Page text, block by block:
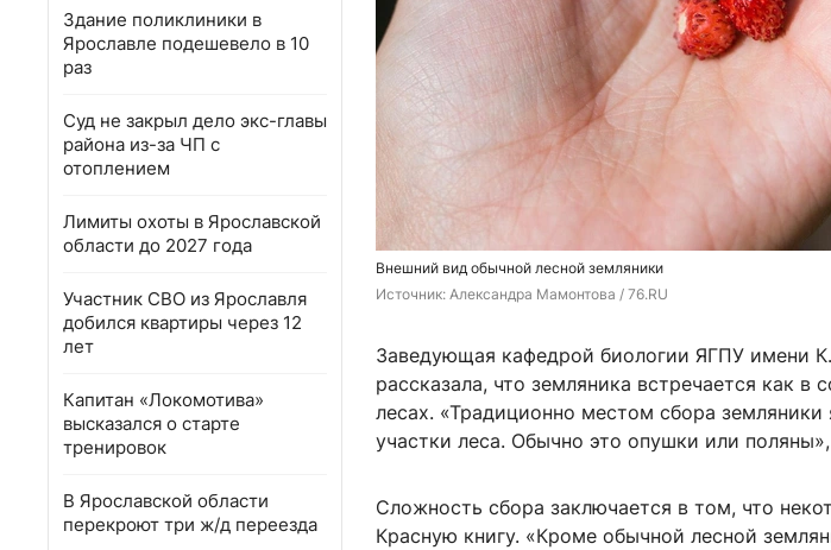
Здание поликлиники в
Ярославле подешевело в 10
раз
Суд не закрыл дело экс-главы
района из-за ЧП с
отоплением
Лимиты охоты в Ярославской
области до 2027 года
Участник СВО из Ярославля
добился квартиры через 12
лет
Капитан «Локомотива»
высказался о старте
тренировок
В Ярославской области
перекроют три ж/д переезда
Внешний вид обычной лесной земляники
Источник: Александра Мамонтова / 76.RU
Заведующая кафедрой биологии ЯГПУ имени
рассказала, что земляника встречается как
лесах. «Традиционно местом сбора
участки леса. Обычно это опушки или
Сложность сбора заключается в том, что
Красную книгу. «Кроме обычной лесной